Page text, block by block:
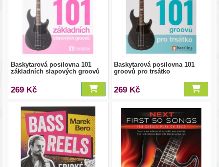
Baskytarová posilovna 101
základních slapových groovů
269 Kč
Baskytarová posilovna 101
groovů pro trsátko
269 Kč